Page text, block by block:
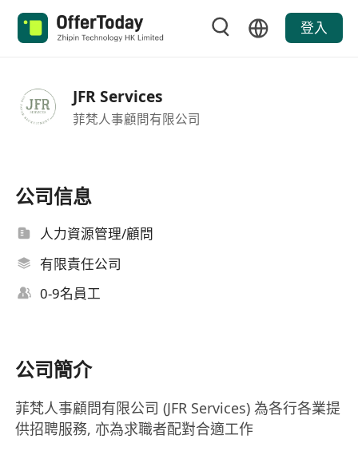
登入
JFR Services
菲梵人事顧問有限公司
公司信息
人力資源管理/顧問
有限責任公司
0-9名員工
公司簡介
菲梵人事顧問有限公司 (JFR Services) 為各行各業提
供招聘服務, 亦為求職者配對合適工作